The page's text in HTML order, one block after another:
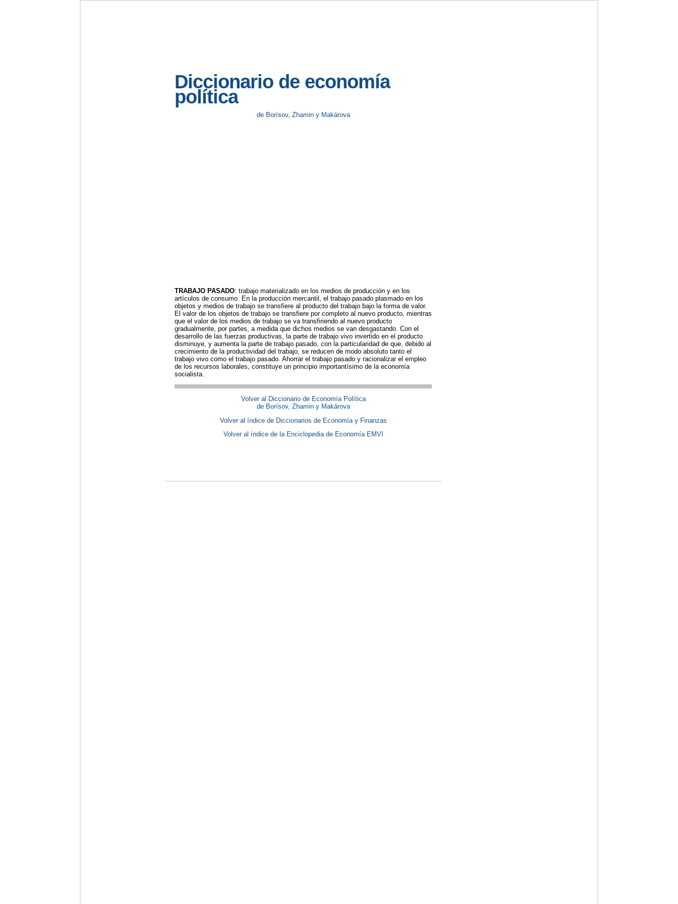
Diccionario de economía
política
de Borísov, Zhamin y Makárova
TRABAJO PASADO: trabajo materializado en los medios de producción y en los
artículos de consumo. En la producción mercantil, el trabajo pasado plasmado en los
objetos y medios de trabajo se transfiere al producto del trabajo bajo la forma de valor.
El valor de los objetos de trabajo se transfiere por completo al nuevo producto, mientras
que el valor de los medios de trabajo se va transfiriendo al nuevo producto
gradualmente, por partes, a medida que dichos medios se van desgastando. Con el
desarrollo de las fuerzas productivas, la parte de trabajo vivo invertido en el producto
disminuye, y aumenta la parte de trabajo pasado, con la particularidad de que, debido al
crecimiento de la productividad del trabajo, se reducen de modo absoluto tanto el
trabajo vivo como el trabajo pasado. Ahorrar el trabajo pasado y racionalizar el empleo
de los recursos laborales, constituye un principio importantísimo de la economía
socialista.
Volver al Diccionario de Economía Política
de Borísov, Zhamin y Makárova
Volver al índice de Diccionarios de Economía y Finanzas
Volver al índice de la Enciclopedia de Economía EMVI